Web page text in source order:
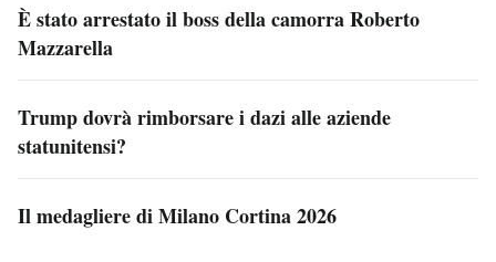
È stato arrestato il boss della camorra Roberto
Mazzarella
Trump dovrà rimborsare i dazi alle aziende
statunitensi?
Il medagliere di Milano Cortina 2026